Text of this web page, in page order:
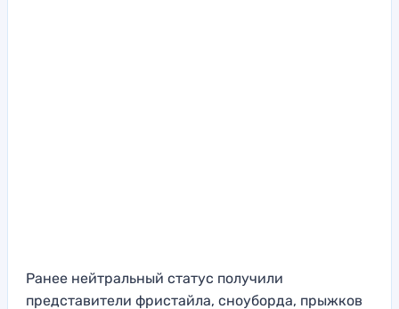
Ранее нейтральный статус получили
представители фристайла, сноуборда, прыжков